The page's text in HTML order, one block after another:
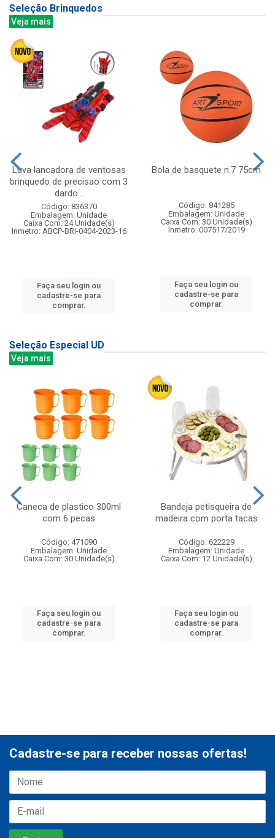
Seleção Brinquedos
Veja mais
Luva lancadora de ventosas
brinquedo de precisao com 3
dardo...
Código: 836370
Embalagem: Unidade
Caixa Com: 24 Unidade(s)
Inmetro: ABCP-BRI-0404-2023-16
Faça seu login ou
cadastre-se para
comprar.
Bola de basquete n.7 75cm
Código: 841285
Embalagem: Unidade
Caixa Com: 30 Unidade(s)
Inmetro: 007517/2019
Faça seu login ou
cadastre-se para
comprar.
Seleção Especial UD
Veja mais
Caneca de plastico 300ml
com 6 pecas
Código: 471090
Embalagem: Unidade
Caixa Com: 30 Unidade(s)
Faça seu login ou
cadastre-se para
comprar.
Bandeja petisqueira de
madeira com porta tacas
Código: 622229
Embalagem: Unidade
Caixa Com: 12 Unidade(s)
Faça seu login ou
cadastre-se para
comprar.
Cadastre-se para receber nossas ofertas!